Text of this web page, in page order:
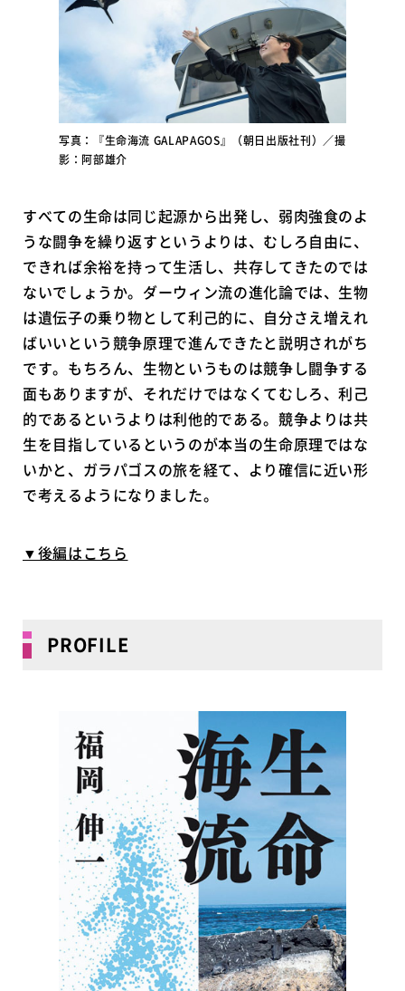
写真：『生命海流 GALAPAGOS』（朝日出版社刊）／撮
影：阿部雄介
すべての生命は同じ起源から出発し、弱肉強食のよ
うな闘争を繰り返すというよりは、むしろ自由に、
できれば余裕を持って生活し、共存してきたのでは
ないでしょうか。ダーウィン流の進化論では、生物
は遺伝子の乗り物として利己的に、自分さえ増えれ
ばいいという競争原理で進んできたと説明されがち
です。もちろん、生物というものは競争し闘争する
面もありますが、それだけではなくてむしろ、利己
的であるというよりは利他的である。競争よりは共
生を目指しているというのが本当の生命原理ではな
いかと、ガラパゴスの旅を経て、より確信に近い形
で考えるようになりました。
▼後編はこちら
PROFILE